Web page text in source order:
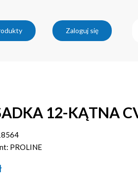
Zaloguj się
12-KĄTNA
PROLINE